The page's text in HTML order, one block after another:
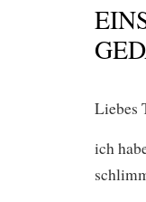
Liebes
ich